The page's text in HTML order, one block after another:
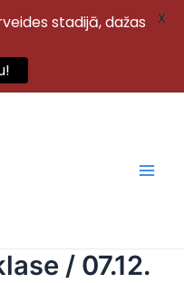
/ 07.12.
stadijā, dažas
X